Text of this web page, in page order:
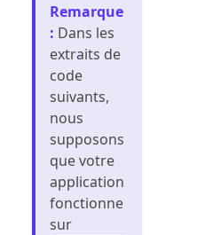
Remarque
: Dans les
extraits de
code
suivants,
nous
supposons
que votre
application
fonctionne
sur